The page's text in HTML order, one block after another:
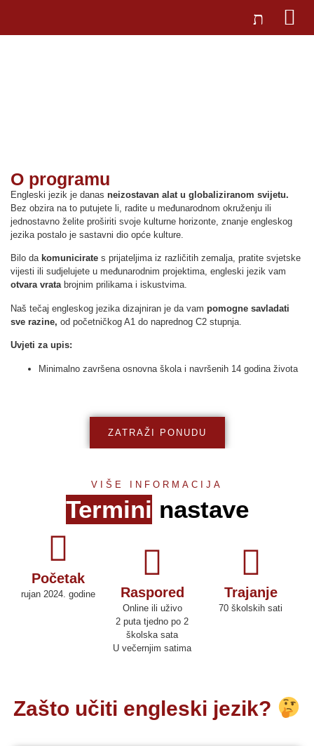
O programu
Engleski jezik je danas neizostavan alat u globaliziranom svijetu.
Bez obzira na to putujete li, radite u međunarodnom okruženju ili
jednostavno želite proširiti svoje kulturne horizonte, znanje engleskog
jezika postalo je sastavni dio opće kulture.
Bilo da komunicirate s prijateljima iz različitih zemalja, pratite svjetske
vijesti ili sudjelujete u međunarodnim projektima, engleski jezik vam
otvara vratabrojnim prilikama i iskustvima.
Naš tečaj engleskog jezika dizajniran je da vam pomogne savladati
sve razine, od početničkog A1 do naprednog C2 stupnja.
Uvjeti za upis:
Minimalno završena osnovna škola i navršenih 14 godina života
ZATRAŽI PONUDU
VIŠE INFORMACIJA
Termini nastave
Početak
rujan 2024. godine Raspored
Online ili uživo
2 puta tjedno po 2
školska sata
U večernjim satima
Trajanje
70 školskih sati
Zašto učiti engleski jezik?